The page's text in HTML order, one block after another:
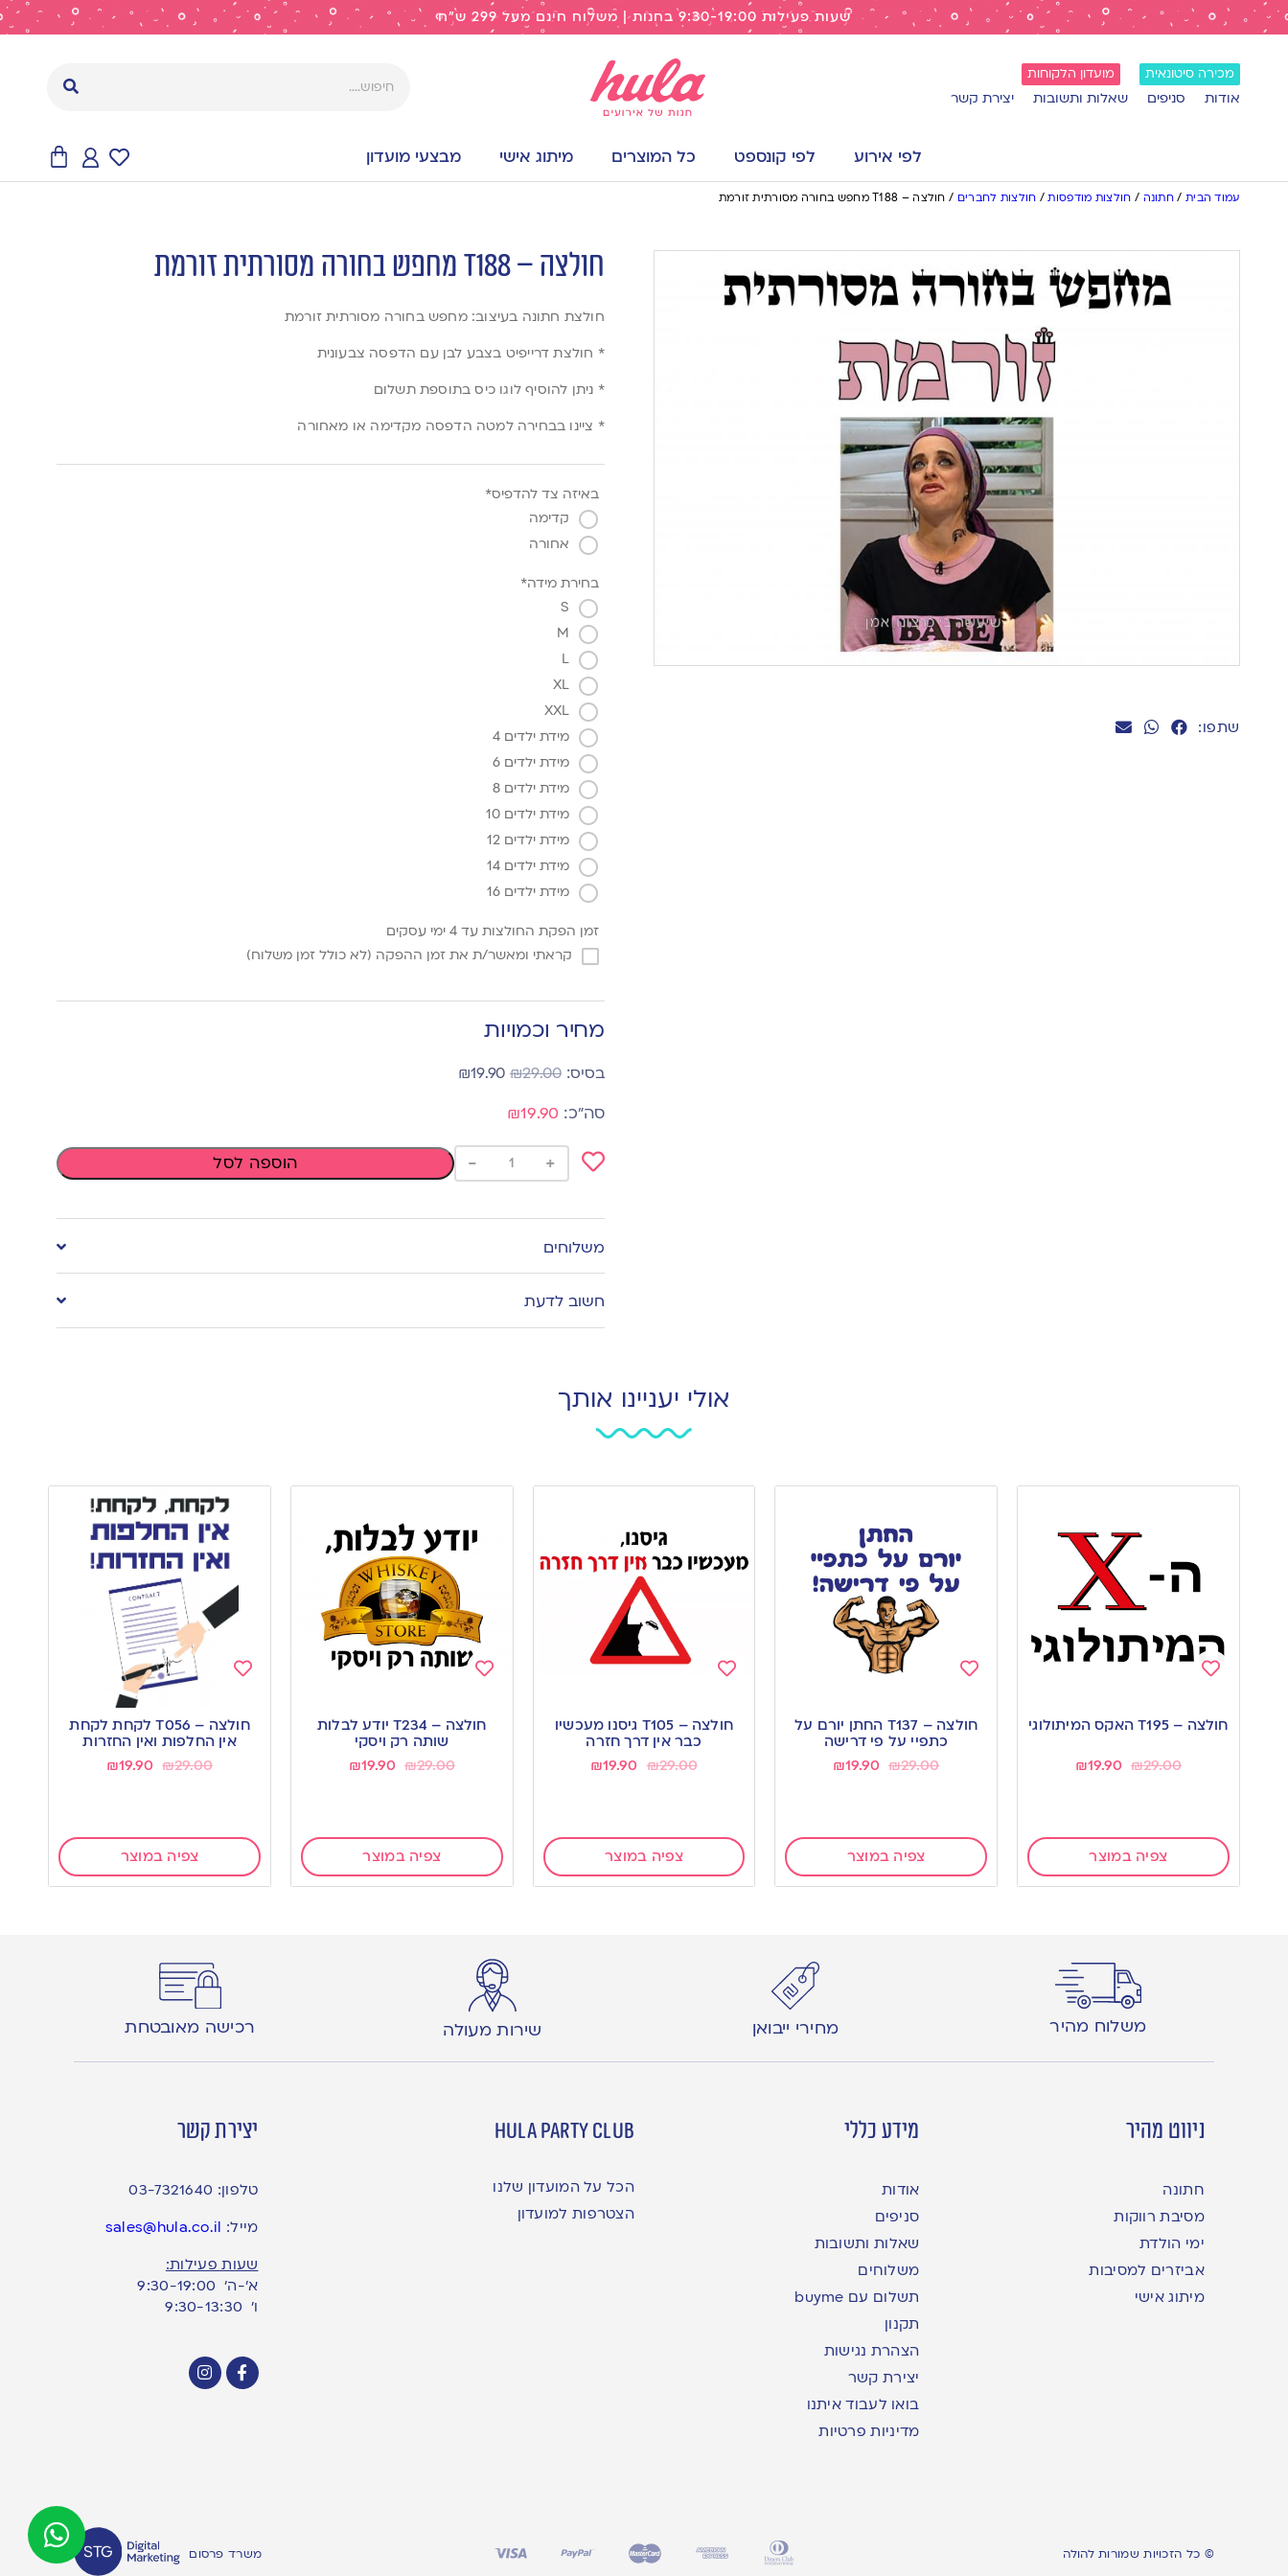
שעות פעילות 9:30-19:00 בחנות | משלוח חינם מעל 299 ש"ח
מכירה סיטונאית מועדון הלקוחות
אודות סניפים שאלות ותשובות יצירת קשר
לפי אירוע לפי קונספט כל המוצרים מיתוג אישי מבצעי מועדון
עמוד הבית / חתונה / חולצות מודפסות/ חולצות לחברים / חולצה – T188 מחפש בחורה מסורתית זורמת
שתפו:
חולצה – T188 מחפש בחורה מסורתית זורמת
חולצת חתונה בעיצוב: מחפש בחורה מסורתית זורמת
* חולצת דרייפיט בצבע לבן עם הדפסה צבעונית
* ניתן להוסיף לוגו כיס בתוספת תשלום
* ציינו בבחירה למטה הדפסה מקדימה או מאחורה
באיזה צד להדפיס*
קדימה
אחורה
בחירת מידה*
S
M
L
XL
XXL
מידת ילדים 4
מידת ילדים 6
מידת ילדים 8
מידת ילדים 10
מידת ילדים 12
מידת ילדים 14
מידת ילדים 16
זמן הפקת החולצות עד 4 ימי עסקים
קראתי ומאשר/ת את זמן ההפקה (לא כולל זמן משלוח)
מחיר וכמויות
₪29.00
₪19.90
₪19.90
to
wishlist
+
- הוספה לסל
משלוחים
חשוב לדעת
אולי יעניינו אותך
to
חולצה – T195 האקס המיתולוגי
₪29.00
₪19.90
צפיה במוצר
to
wishlist
חולצה – T137 החתן יורם על
כתפיי על פי דרישה
₪29.00
₪19.90
צפיה במוצר
to
wishlist
חולצה – T105 גיסנו מעכשיו
כבר אין דרך חזרה
₪29.00
₪19.90
צפיה במוצר
to
wishlist
חולצה – T234 יודע לבלות
שותה רק ויסקי
₪29.00
₪19.90
צפיה במוצר
to
wishlist
חולצה – T056 לקחת לקחת
אין החלפות ואין החזרות
₪29.00
₪19.90
צפיה במוצר
משלוח מהיר מחירי ייבואן שירות מעולה רכישה מאובטחת
ניווט מהיר
חתונה
מסיבת רווקות
ימי הולדת
אביזרים למסיבות
מיתוג אישי
מידע כללי
אודות
סניפים
שאלות ותשובות
משלוחים
תשלום עם buyme
תקנון
הצהרת נגישות
יצירת קשר
בואו לעבוד איתנו
מדיניות פרטיות
hula party club
הכל על המועדון שלנו
הצטרפות למועדון
יצירת קשר
טלפון: 03-7321640
מייל: sales@hula.co.il
שעות פעילות:
א’-ה’ 9:30-19:00
ו׳ 9:30-13:30
© כל הזכויות שמורות להולה משרד פרסום